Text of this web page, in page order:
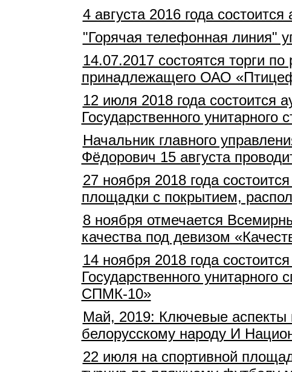
4 августа 2016 года
"Горячая телефонная линия"
14.07.2017 состоятся торги
принадлежащего ОАО
12 июля 2018 года состоится
Государственного
Начальник главного
Фёдорович 15 августа
27 ноября 2018 года
площадки с покрытием,
8 ноября отмечается
качества под девизом
14 ноября 2018 года
Государственного унитарного
СПМК-10»
Май, 2019: Ключевые аспекты
белорусскому народу И
22 июля на спортивной